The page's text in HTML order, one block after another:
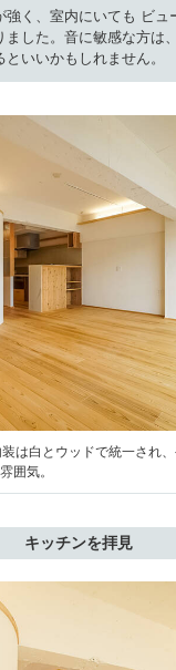
強く、室内にいても ビュ
ました。音に敏感な方は
いいかもしれません。
は白とウッドで統一され
囲気。
キッチンを拝見